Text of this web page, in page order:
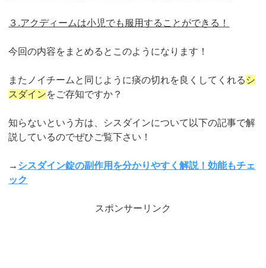
３.アクディームは小児でも服用することができる！
今回の内容をまとめるとこのようになります！
またノイチームと同じように痰の切れを良くしてくれる シ
スダインをご存知ですか？
知らないという方は、シスダインについて以下の記事で解
説しているのでぜひご覧下さい！
→ シスダイン錠の副作用を分かりやすく解説！効能もチェ
ック
スポンサーリンク